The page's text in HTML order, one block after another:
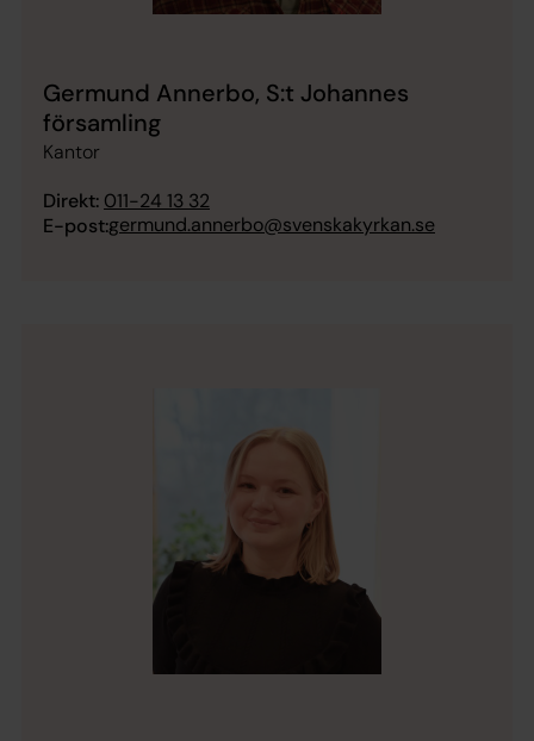
Germund Annerbo, S:t Johannes
församling
Kantor
Direkt: 011-24 13 32
E-post:germund.annerbo@svenskakyrkan.se